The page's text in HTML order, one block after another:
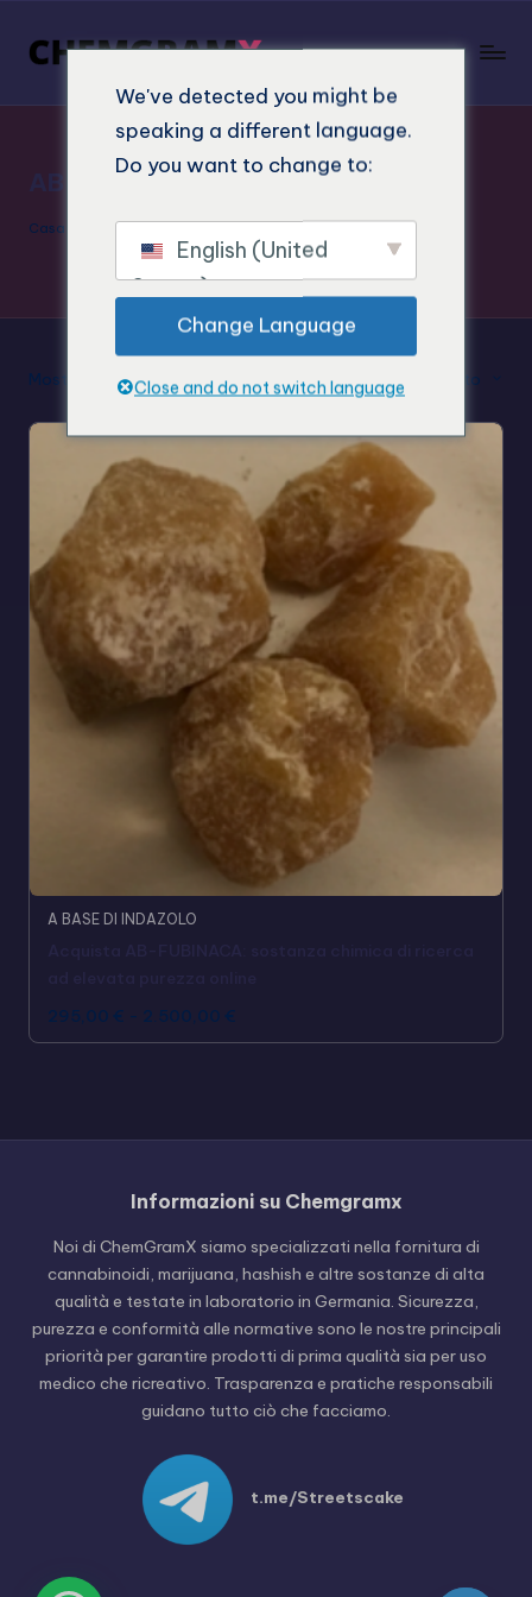
AB-FUBINACA Prodotti chimici
Casa AB-FUBINACA Prodotti chimici
Mostrare il singolo risultato Ordinamento predefinito
A BASE DI INDAZOLO
295,00 € - 2.500,00 €
Informazioni su Chemgramx
Noi di ChemGramX siamo specializzati nella fornitura di
cannabinoidi, marijuana, hashish e altre sostanze di alta
qualità e testate in laboratorio in Germania. Sicurezza,
purezza e conformità alle normative sono le nostre principali
priorità per garantire prodotti di prima qualità sia per uso
medico che ricreativo. Trasparenza e pratiche responsabili
guidano tutto ciò che facciamo.
t.me/Streetscake
We've detected you might be
speaking a different language.
Do you want to change to:
English (United
States)
Change Language
Close and do not switch language
Spanish
German (Austria)
English (Canada)
English (United States)
Czech
Polish
Hungarian